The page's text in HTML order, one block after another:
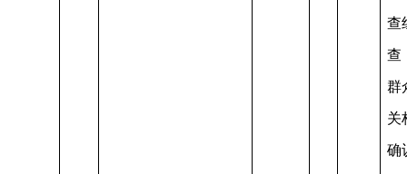
查
查
群
关
确